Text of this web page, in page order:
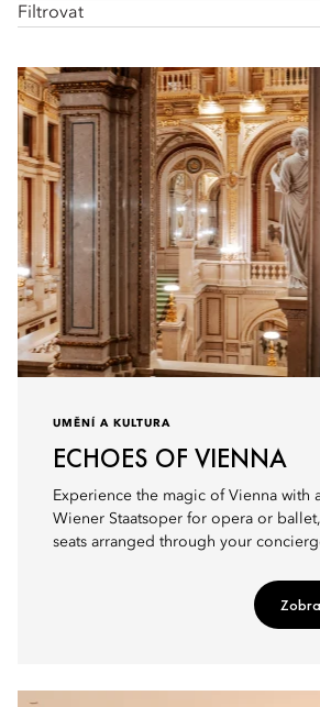
Filtrovat
UMĚNÍ A KULTURA
ECHOES OF VIENNA
Experience the magic of Vienna with
Wiener Staatsoper for opera or
seats arranged through your